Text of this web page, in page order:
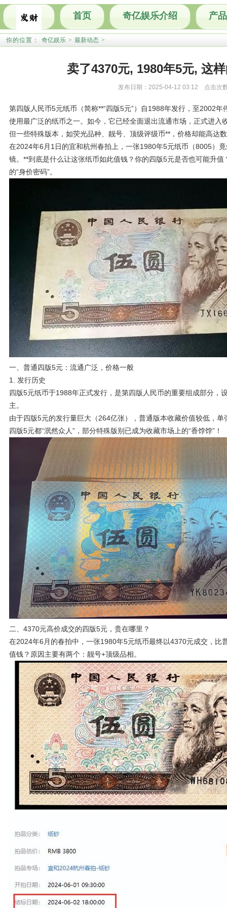
首页 奇亿娱乐介绍 产
你的位置： 奇亿娱乐 > 最新动态 >
卖了4370元, 1980年5元, 这
发布日期：2025-04-12 03:12 点击次
第四版人民币5元纸币（简称**“四版5元”）自1988年发行，至2002
使用最广泛的纸币之一。如今，它已经全面退出流通市场，正式进入
但一些特殊版本，如荧光品种、靓号、顶级评级币**，价格却能高达
在2024年6月1日的宜和杭州春拍上，一张1980年5元纸币（8005）
镜。**到底是什么让这张纸币如此值钱？你的四版5元是否也可能升
的“身价密码”。
一、普通四版5元：流通广泛，价格一般
1. 发行历史
四版5元纸币于1988年正式发行，是第四版人民币的重要组成部分，
主。
由于四版5元的发行量巨大（264亿张），普通版本收藏价值较低，
四版5元都“泯然众人”，部分特殊版别已成为收藏市场上的“香饽饽”！
二、4370元高价成交的四版5元，贵在哪里？
在2024年6月的春拍中，一张1980年5元纸币最终以4370元成交，比
值钱？原因主要有两个：靓号+顶级品相。